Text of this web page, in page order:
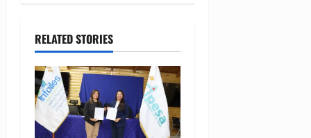
RELATED STORIES